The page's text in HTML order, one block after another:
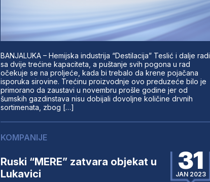
BANJALUKA – Hemijska industrija “Destilacija” Teslić i dalje radi
sa dvije trećine kapaciteta, a puštanje svih pogona u rad
očekuje se na proljeće, kada bi trebalo da krene pojačana
isporuka sirovine. Trećinu proizvodnje ovo preduzeće bilo je
primorano da zaustavi u novembru prošle godine jer od
šumskih gazdinstava nisu dobijali dovoljne količine drvnih
sortimenata, zbog […]
KOMPANIJE
Ruski “MERE” zatvara objekat u
Lukavici
31
JAN 2023